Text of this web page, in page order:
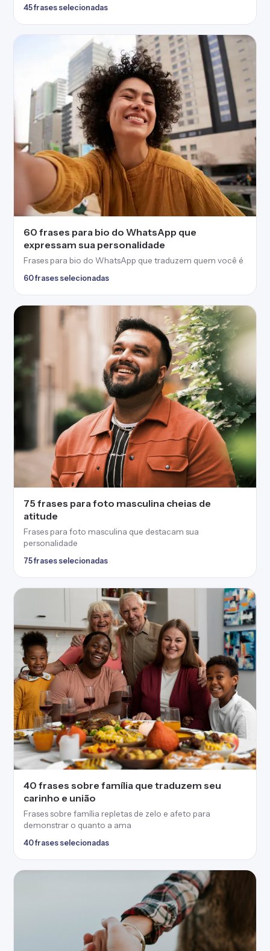
45 frases selecionadas
60 frases para bio do WhatsApp que
expressam sua personalidade
Frases para bio do WhatsApp que traduzem quem você é
60 frases selecionadas
75 frases para foto masculina cheias de
atitude
Frases para foto masculina que destacam sua
personalidade
75 frases selecionadas
40 frases sobre família que traduzem seu
carinho e união
Frases sobre família repletas de zelo e afeto para
demonstrar o quanto a ama
40 frases selecionadas